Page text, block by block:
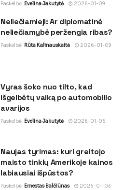
Paskelbė Evelina Jakutytė 2026-01-09
Neliečiamieji: Ar diplomatinė
neliečiamybė peržengia ribas?
Paskelbė Rūta Kalinauskaitė 2026-01-09
Vyras šoko nuo tilto, kad
išgelbėtų vaiką po automobilio
avarijos
Paskelbė Evelina Jakutytė 2026-01-06
Naujas tyrimas: kuri greitojo
maisto tinklų Amerikoje kainos
labiausiai išpūstos?
Paskelbė Ernestas Balčiūnas 2026-01-03